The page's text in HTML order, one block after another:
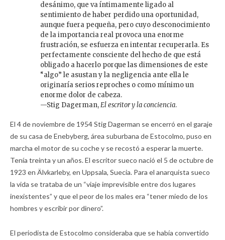
desánimo, que va íntimamente ligado al
sentimiento de haber perdido una oportunidad,
aunque fuera pequeña, pero cuyo desconocimiento
de la importancia real provoca una enorme
frustración, se esfuerza en intentar recuperarla. Es
perfectamente consciente del hecho de que está
obligado a hacerlo porque las dimensiones de este
“algo” le asustan y la negligencia ante ella le
originaría serios reproches o como mínimo un
enorme dolor de cabeza.
—Stig Dagerman,El escritor y la conciencia.
El 4 de noviembre de 1954 Stig Dagerman se encerró en el garaje
de su casa de Enebyberg, área suburbana de Estocolmo, puso en
marcha el motor de su coche y se recostó a esperar la muerte.
Tenía treinta y un años. El escritor sueco nació el 5 de octubre de
1923 en Älvkarleby, en Uppsala, Suecia. Para el anarquista sueco
la vida se trataba de un “viaje imprevisible entre dos lugares
inexistentes” y que el peor de los males era “tener miedo de los
hombres y escribir por dinero”.
El periodista de Estocolmo consideraba que se había convertido